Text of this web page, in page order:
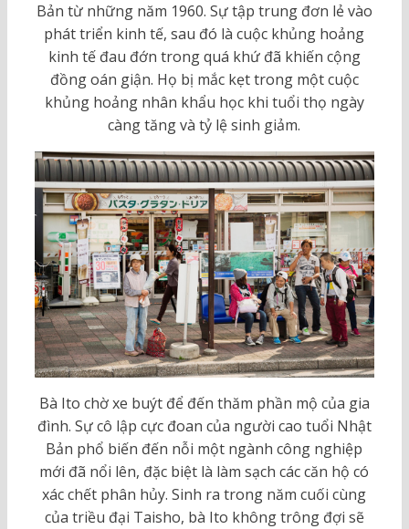
Bản từ những năm 1960. Sự tập trung đơn lẻ vào
phát triển kinh tế, sau đó là cuộc khủng hoảng
kinh tế đau đớn trong quá khứ đã khiến cộng
đồng oán giận. Họ bị mắc kẹt trong một cuộc
khủng hoảng nhân khẩu học khi tuổi thọ ngày
càng tăng và tỷ lệ sinh giảm.
Bà Ito chờ xe buýt để đến thăm phần mộ của gia
đình. Sự cô lập cực đoan của người cao tuổi Nhật
Bản phổ biến đến nỗi một ngành công nghiệp
mới đã nổi lên, đặc biệt là làm sạch các căn hộ có
xác chết phân hủy. Sinh ra trong năm cuối cùng
của triều đại Taisho, bà Ito không trông đợi sẽ